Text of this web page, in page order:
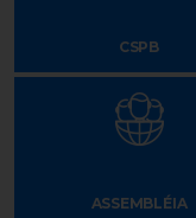
CSPB
ASSEMBLÉIA